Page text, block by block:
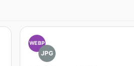
WEBP
JPG